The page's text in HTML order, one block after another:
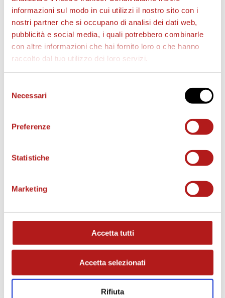
informazioni sul modo in cui utilizzi il nostro sito con i
nostri partner che si occupano di analisi dei dati web,
pubblicità e social media, i quali potrebbero combinarle
con altre informazioni che hai fornito loro o che hanno
raccolto dal tuo utilizzo dei loro servizi.
delNecessari
Preferenze
Statistiche
Marketing
Accetta tutti
Accetta selezionati
Rifiuta
Lapresse Lapresse
Fonte
Fonte
Lapresse
Lapresse
STAGIONE 2026/27